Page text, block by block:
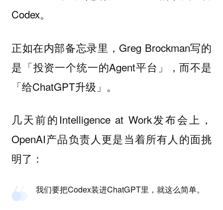
Codex。
正如在内部备忘录里，Greg Brockman写的
是「投资一个统一的Agent平台」，而不是
「给ChatGPT升级」。
几天前的Intelligence at Work发布会上，
OpenAI产品负责人更是当着所有人的面挑
明了：
我们要把Codex装进ChatGPT里，就这么简单。